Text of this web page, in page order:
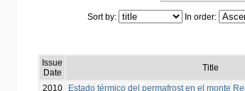
Sort by: In order:
Issue
Date
Title
2010
Estado térmico del permafrost en el monte